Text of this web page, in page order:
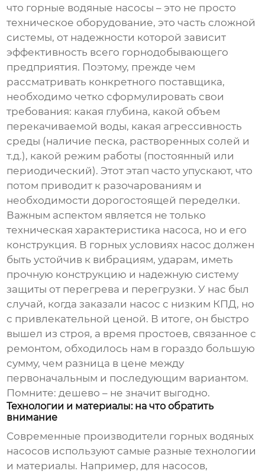
что горные водяные насосы – это не просто
техническое оборудование, это часть сложной
системы, от надежности которой зависит
эффективность всего горнодобывающего
предприятия. Поэтому, прежде чем
рассматривать конкретного поставщика,
необходимо четко сформулировать свои
требования: какая глубина, какой объем
перекачиваемой воды, какая агрессивность
среды (наличие песка, растворенных солей и
т.д.), какой режим работы (постоянный или
периодический). Этот этап часто упускают, что
потом приводит к разочарованиям и
необходимости дорогостоящей переделки.
Важным аспектом является не только
техническая характеристика насоса, но и его
конструкция. В горных условиях насос должен
быть устойчив к вибрациям, ударам, иметь
прочную конструкцию и надежную систему
защиты от перегрева и перегрузки. У нас был
случай, когда заказали насос с низким КПД, но
с привлекательной ценой. В итоге, он быстро
вышел из строя, а время простоев, связанное с
ремонтом, обходилось нам в гораздо большую
сумму, чем разница в цене между
первоначальным и последующим вариантом.
Помните: дешево – не значит выгодно.
Технологии и материалы: на что обратить
внимание
Современные производители горных водяных
насосов используют самые разные технологии
и материалы. Например, для насосов,